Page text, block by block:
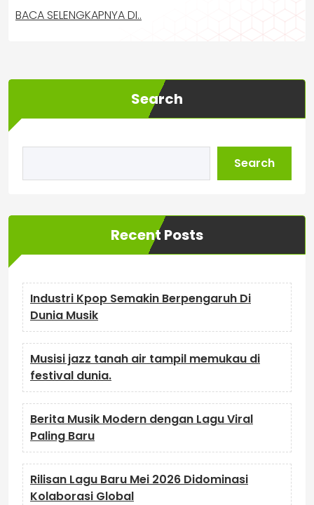
BACA SELENGKAPNYA DI..
Search
Search
Recent Posts
Industri Kpop Semakin Berpengaruh Di
Dunia Musik
Musisi jazz tanah air tampil memukau di
festival dunia.
Berita Musik Modern dengan Lagu Viral
Paling Baru
Rilisan Lagu Baru Mei 2026 Didominasi
Kolaborasi Global